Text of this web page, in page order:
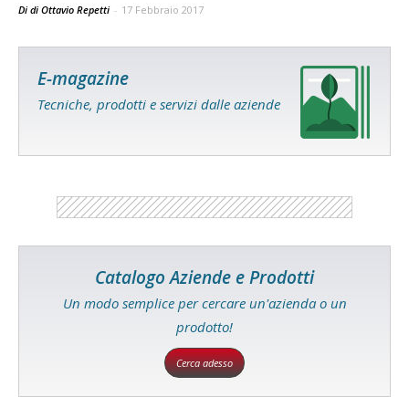
Di di Ottavio Repetti - 17 Febbraio 2017
E-magazine
Tecniche, prodotti e servizi dalle aziende
Catalogo Aziende e Prodotti
Un modo semplice per cercare un'azienda o un
prodotto!
Cerca adesso